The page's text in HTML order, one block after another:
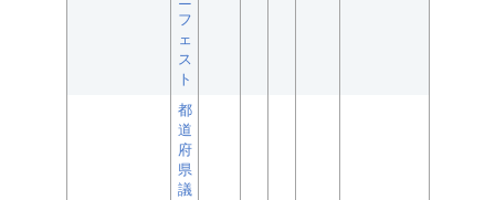
フ
ェ
ス
ト
都
道
府
県
議